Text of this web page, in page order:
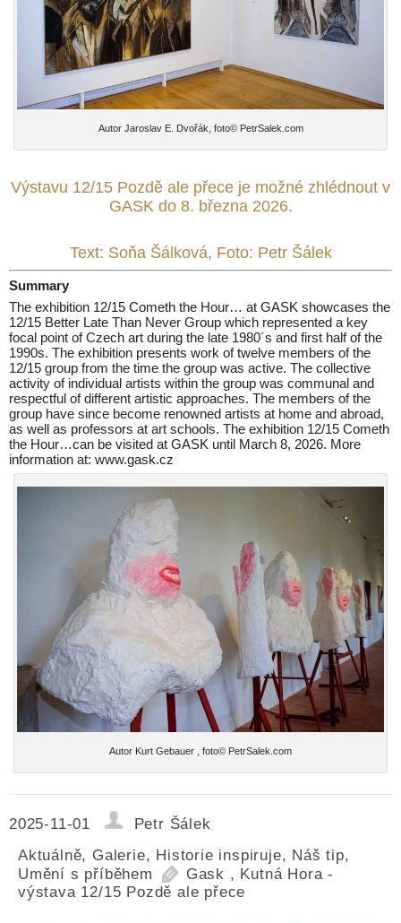
Autor Jaroslav E. Dvořák, foto© PetrSalek.com
Výstavu 12/15 Pozdě ale přece je možné zhlédnout v
GASK do 8. března 2026.
Text: Soňa Šálková, Foto: Petr Šálek
Summary
The exhibition 12/15 Cometh the Hour… at GASK showcases the
12/15 Better Late Than Never Group which represented a key
focal point of Czech art during the late 1980´s and first half of the
1990s. The exhibition presents work of twelve members of the
12/15 group from the time the group was active. The collective
activity of individual artists within the group was communal and
respectful of different artistic approaches. The members of the
group have since become renowned artists at home and abroad,
as well as professors at art schools. The exhibition 12/15 Cometh
the Hour…can be visited at GASK until March 8, 2026. More
information at: www.gask.cz
Autor Kurt Gebauer , foto© PetrSalek.com
2025-11-01
Petr Šálek
Aktuálně, Galerie, Historie inspiruje, Náš tip,
Umění s příběhem
Gask , Kutná Hora -
výstava 12/15 Pozdě ale přece